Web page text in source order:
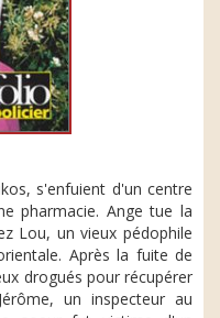
s'enfuient d'un centre
pharmacie. Ange tue la
Lou, un vieux pédophile
Après la fuite de
drogués pour récupérer
un inspecteur au